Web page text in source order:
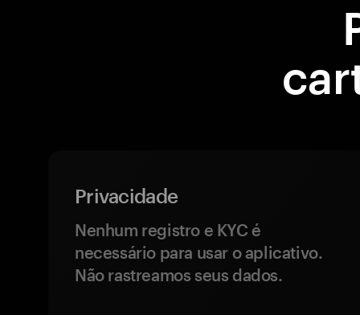
Privacidade
Nenhum registro e KYC é
necessário para usar o aplicativo.
Não rastreamos seus dados.